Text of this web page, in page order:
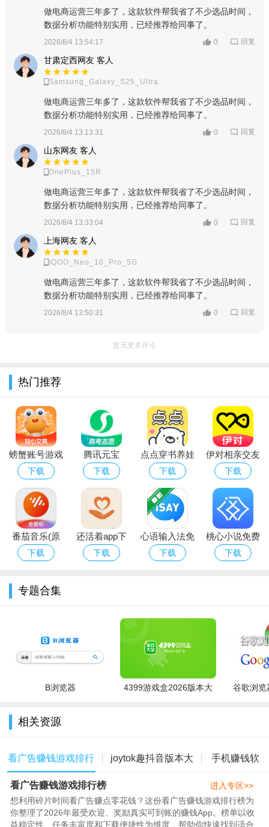
抖音极速版下载亮点
1、抖音是一个帮助用户表达自我，记录美好生活的短视频平
2、大家可以通过抖音来了解更多的新资讯，最新的最热门的
事件；
3、就像是一个全民使用的自媒体平台，每一位用户都是媒体
抖音极速版下载点评
1、各种实用的资讯都可以在平台上看到，通过拍摄短视频的
方式来了解；
2、喜欢拍摄短视频，照片的用户都会在平台上来使用，将更
软件名称
快手极速版
省流量看视频，刷视频还能赚金币。
火山极速版
轻量版火山小视频，红包随看随领。
西瓜视频
海量长视频+短剧，清晰度高不卡顿。
今日头条极速版
看新闻资讯，金币提现轻松又便捷。
番茄畅听
免费听小说有声书，省电省流量神器。
皮皮虾
搞笑社区超有梗，神评论让你笑不停。
多闪
短视频社交新玩法，朋友动态秒呈现。
抖音极速版下载特别说明
本软件为v39.7.0安卓官方版，安装前请确保手机系统为
Android 7.0及以上，并预留至少200MB存储空间。下载时优先选
来源”，需在设置中开启允许安装权限；如遇解析失败，请重新下
载完整安装包并核对文件大小。首次启动建议连接Wi-Fi完成基础
资源加载，登录后可在“设置-播放与缓存”中调整清晰度以节省流
用；无法开金币任务，需检查账号实名状态及每日活跃时长。卸
载重装前请记住账号密码，避免数据丢失。本版本已适配主流机
型，暂不支持root或模拟器环境。
做电商运营三年多了，这款软件帮我省了不少选品时间，
数据分析功能特别实用，已经推荐给同事了。
2026/8/4 13:54:17 0 回复
甘肃定西网友 客人
Samsung_Galaxy_S25_Ultra
做电商运营三年多了，这款软件帮我省了不少选品时间，
数据分析功能特别实用，已经推荐给同事了。
2026/8/4 13:13:31 0 回复
山东网友 客人
OnePlus_15R
做电商运营三年多了，这款软件帮我省了不少选品时间，
数据分析功能特别实用，已经推荐给同事了。
2026/8/4 13:33:04 0 回复
上海网友 客人
IQOO_Neo_10_Pro_5G
做电商运营三年多了，这款软件帮我省了不少选品时间，
数据分析功能特别实用，已经推荐给同事了。
2026/8/4 13:50:31 0 回复
暂无更多评论
热门推荐
螃蟹账号游戏
账号交易平台
官方下载安装
最新版本
下载
腾讯元宝
deepseek满
血版免费下载
下载
点点穿书养娃
模拟器下载
2026官方最新
版
下载
伊对相亲交友
app下载官方
2026
下载
番茄音乐(原
畅听音乐)官
下载安装
下载
还活着app下
载
下载
心语输入法免
费下载
下载
桃心小说免费
版app下载官
下载
专题合集
B浏览器
4399游戏盒2026版本大
谷歌浏览
相关资源
看广告赚钱游戏排行
榜
joytok趣抖音版本大 手机赚钱软
件
看广告赚钱游戏排行榜
想利用碎片时间看广告赚点零花钱？这份看广告赚钱游戏排行榜为
你整理了2026年最受欢迎、奖励真实可到账的赚钱App。榜单以收
益稳定性、任务丰富度和下载便捷性为维度，帮助你快速找到适合
进入专区>>